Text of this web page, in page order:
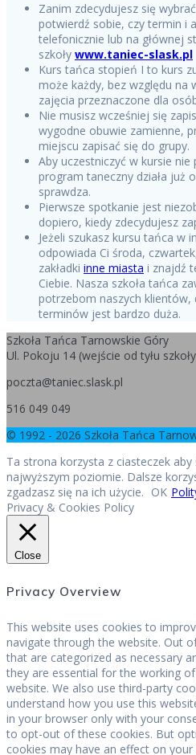
Zanim zdecydujesz się
potwierdź sobie, czy termin i
telefonicznie lub na głównej
szkoły www.taniec-slask.pl
Kurs tańca stopień I to kurs
może każdy, bez względu na
zajęcia przeznaczone dla
Nie musisz wcześniej się
wygodne obuwie zamienne,
miejscu zapisać się do grupy.
Aby uczestniczyć w kursie
program taneczny działa już
sprawdza.
Pierwsze spotkanie jest
dopiero, kiedy zdecydujesz
Jeżeli szukasz kursu tańca w
odpowiada Ci środa,
zakładki inne miasta i znajdź
Ciebie. Nasza szkoła tańca
potrzebom naszych klientów,
terminów jest bardzo duża.
Szkoła Tańca Tarnowskie Góry
Ul. Pokoju 14 (wejście od tyłu
poczta@taniec.slask.pl
516 049 049
© 1992 - 2026 Szkoła Tańca
Ta strona korzysta z ciasteczek aby
najwyższym poziomie. Dalsze
zgadzasz się na ich użycie. OK
Privacy & Cookies Policy
Close
Privacy Overview
This website uses cookies to
navigate through the website. Out
that are categorized as necessary
they are essential for the working
website. We also use third-party
understand how you use this
in your browser only with your
to opt-out of these cookies. But
cookies may have an effect on your